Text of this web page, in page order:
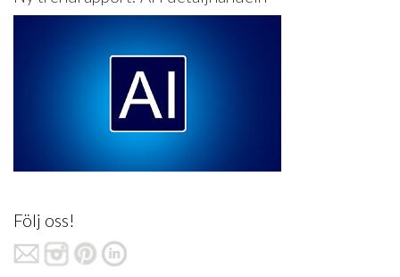
Följ oss!